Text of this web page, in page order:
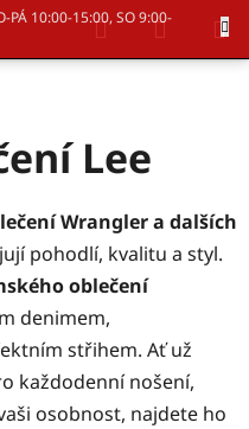
PÁ 10:00-15:00, SO 9:00-
Hledat
KOŠÍK
Lee
Wrangler a dalších
pohodlí, kvalitu a styl.
oblečení
denimem,
střihem. Ať už
každodenní nošení,
osobnost, najdete ho